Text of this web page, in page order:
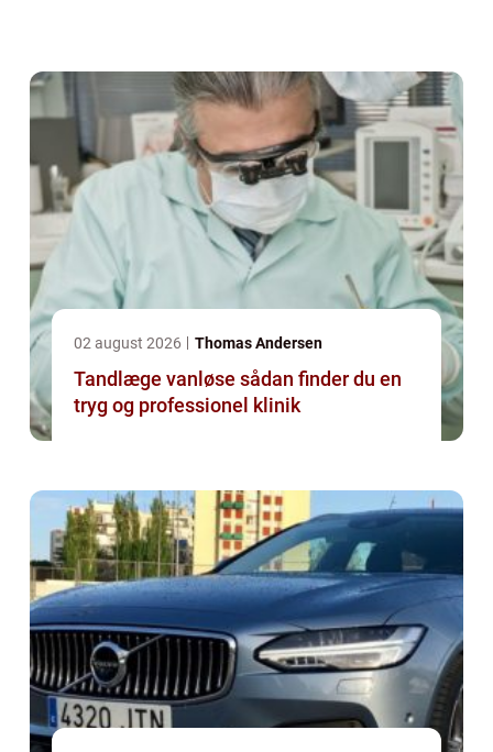
02 august 2026 Thomas Andersen
Tandlæge vanløse sådan finder du en
tryg og professionel klinik